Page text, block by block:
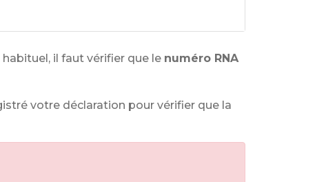
il faut vérifier que le numéro RNA
votre déclaration pour vérifier que la